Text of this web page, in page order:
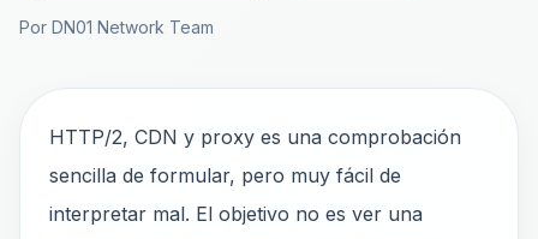
Por DN01 Network Team
HTTP/2, CDN y proxy es una comprobación
sencilla de formular, pero muy fácil de
interpretar mal. El objetivo no es ver una